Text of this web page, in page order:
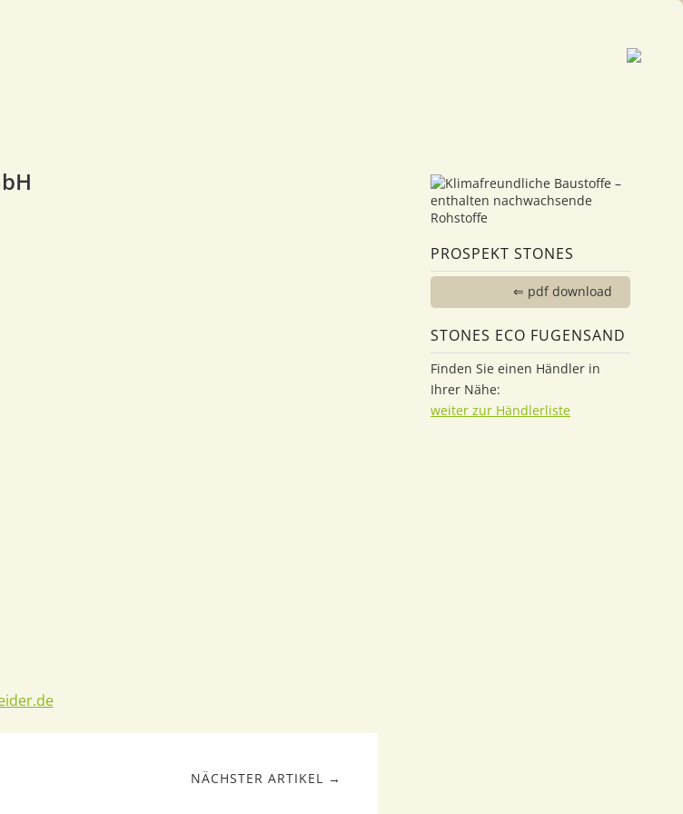
NÄCHSTER ARTIKEL →
PROSPEKT STONES
⇐ pdf download
STONES ECO FUGENSAND
Finden Sie einen Händler in
Ihrer Nähe:
weiter zur Händlerliste